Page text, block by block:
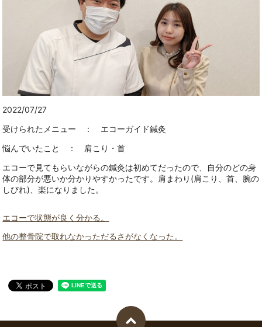
2022/07/27
受けられたメニュー ： エコーガイド鍼灸
悩んでいたこと ： 肩こり・首
エコーで見てもらいながらの鍼灸は初めてだったので、自分のどの身
体の部分が悪いか分かりやすかったです。肩まわり(肩こり、首、腕の
しびれ)、楽になりました。
エコーで状態が良く分かる。
他の整骨院で取れなかっただるさがなくなった。